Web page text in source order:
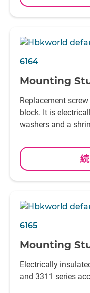
6164
Mounting
Replacement
block. It is
washers and a
6165
Mounting
Electrically
and 3311 series